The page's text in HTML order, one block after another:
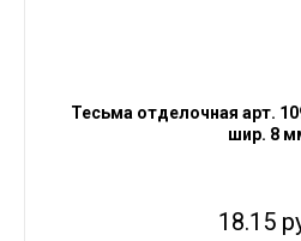
Тесьма отделочная арт.
шир. 8
18.15